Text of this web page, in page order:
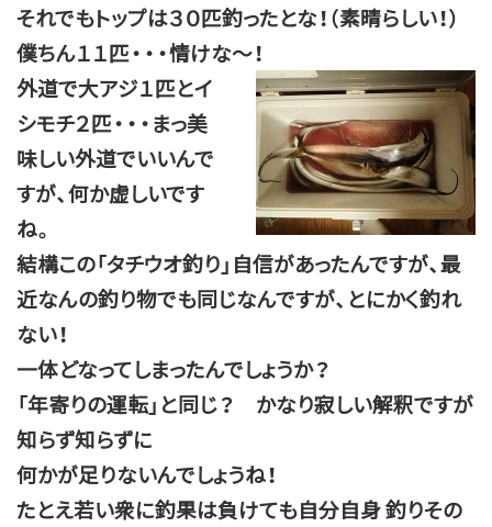
それでもトップは３０匹釣ったとな！（素晴らしい！）
僕ちん１１匹・・・情けな～！
外道で大アジ１匹とイ
シモチ２匹・・・まっ美
味しい外道でいいんで
すが、何か虚しいです
ね。
結構この「タチウオ釣り」自信があったんですが、最
近なんの釣り物でも同じなんですが、とにかく釣れ
ない！
一体どなってしまったんでしょうか？
「年寄りの運転」と同じ？ かなり寂しい解釈ですが
知らず知らずに
何かが足りないんでしょうね！
たとえ若い衆に釣果は負けても自分自身 釣りその